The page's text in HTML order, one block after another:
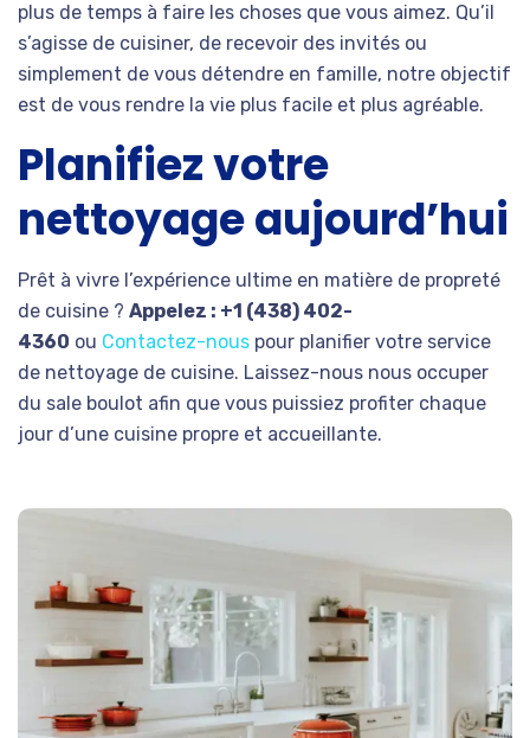
plus de temps à faire les choses que vous aimez. Qu’il
s’agisse de cuisiner, de recevoir des invités ou
simplement de vous détendre en famille, notre objectif
est de vous rendre la vie plus facile et plus agréable.
Planifiez votre
nettoyage aujourd’hui
Prêt à vivre l’expérience ultime en matière de propreté
de cuisine ? Appelez : +1 (438) 402-
4360 ou Contactez-nous pour planifier votre service
de nettoyage de cuisine. Laissez-nous nous occuper
du sale boulot afin que vous puissiez profiter chaque
jour d’une cuisine propre et accueillante.